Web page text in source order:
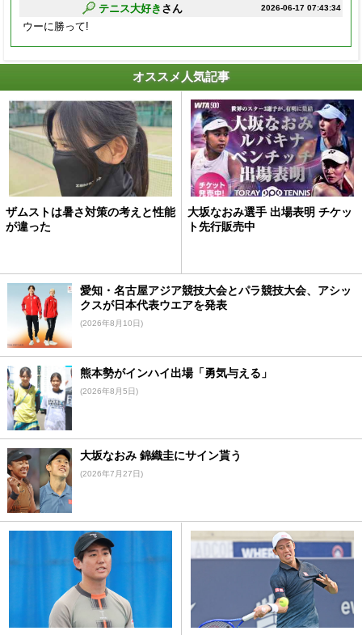
2026-06-17 07:43:34
テニス大好き さん
ウーに勝って!
オススメ人気記事
ザムストは暑さ対策の考えと性能
が違った
大坂なおみ選手 出場表明 チケッ
ト先行販売中
愛知・名古屋アジア競技大会とパラ競技大会、アシッ
クスが日本代表ウエアを発表
(2026年8月10日)
熊本勢がインハイ出場「勇気与える」
(2026年8月5日)
大坂なおみ 錦織圭にサイン貰う
(2026年7月27日)